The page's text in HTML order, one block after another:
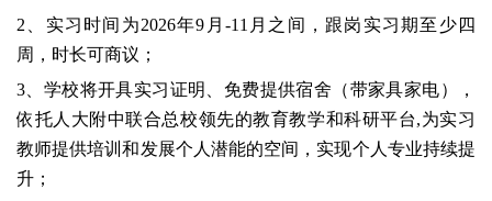
2、实习时间为2026年9月-11月之间，跟岗实习期至少四
周，时长可商议；
3、学校将开具实习证明、免费提供宿舍（带家具家电），
依托人大附中联合总校领先的教育教学和科研平台,为实习
教师提供培训和发展个人潜能的空间，实现个人专业持续提
升；